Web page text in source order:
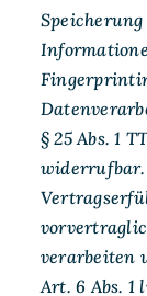
§ 25 Abs. 1
verarbeiten
Art. 6 Abs. 1